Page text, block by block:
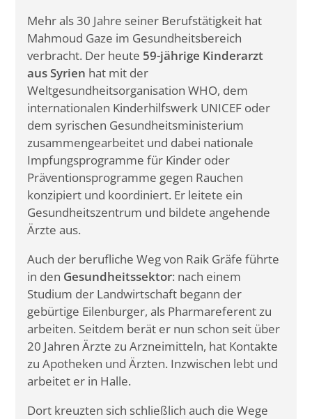
Mehr als 30 Jahre seiner Berufstätigkeit hat
Mahmoud Gaze im Gesundheitsbereich
verbracht. Der heute 59-jährige Kinderarzt
aus Syrien hat mit der
Weltgesundheitsorganisation WHO, dem
internationalen Kinderhilfswerk UNICEF oder
dem syrischen Gesundheitsministerium
zusammengearbeitet und dabei nationale
Impfungsprogramme für Kinder oder
Präventionsprogramme gegen Rauchen
konzipiert und koordiniert. Er leitete ein
Gesundheitszentrum und bildete angehende
Ärzte aus.
Auch der berufliche Weg von Raik Gräfe führte
in den Gesundheitssektor: nach einem
Studium der Landwirtschaft begann der
gebürtige Eilenburger, als Pharmareferent zu
arbeiten. Seitdem berät er nun schon seit über
20 Jahren Ärzte zu Arzneimitteln, hat Kontakte
zu Apotheken und Ärzten. Inzwischen lebt und
arbeitet er in Halle.
Dort kreuzten sich schließlich auch die Wege